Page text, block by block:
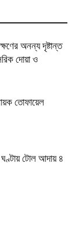
অনন্য দৃষ্টান্ত
দোয়া ও
তোফায়েল
ঘণ্টায় টোল আদায় ৪